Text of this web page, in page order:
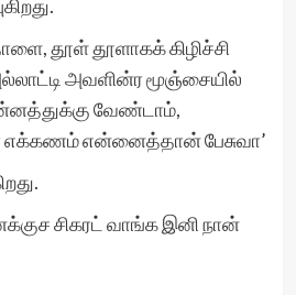
தூள் தூளாகக் கிழிச்சி
அவளின்ர மூஞ்சையில்
வேண்டாம்,
எக்கணம் என்னைத்தான் பேசுவா’
சிகரட் வாங்க இனி நான்